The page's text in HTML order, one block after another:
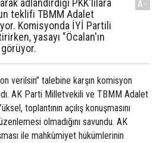
adlandırdığı PKK'lılara
teklifi TBMM Adalet
Komisyonda İYİ Partili
yasayı "Öcalan'ın
görüyor.
A-
verilsin” talebine karşın komisyon
AK Parti Milletvekili ve TBMM Adalet
toplantının açılış konuşmasını
olmadığını savundu. AK
ile mahkûmiyet hükümlerinin